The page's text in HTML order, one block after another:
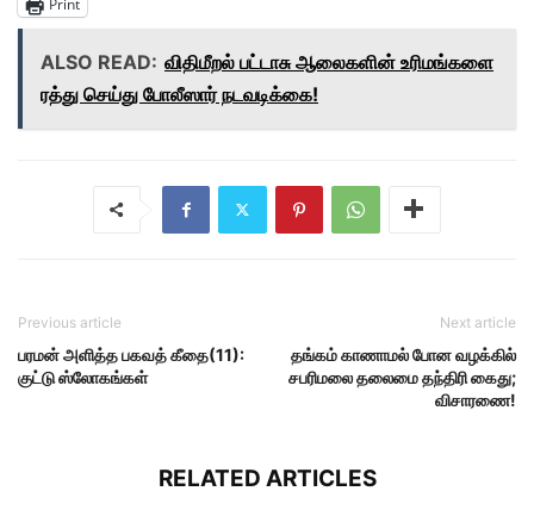
Print
ALSO READ: விதிமீறல் பட்டாசு ஆலைகளின் உரிமங்களை
ரத்து செய்து போலீஸார் நடவடிக்கை!
Previous article
பரமன் அளித்த பகவத் கீதை(11):
குட்டு ஸ்லோகங்கள்
Next article
தங்கம் காணாமல் போன வழக்கில்
சபரிமலை தலைமை தந்திரி கைது;
விசாரணை!
RELATED ARTICLES